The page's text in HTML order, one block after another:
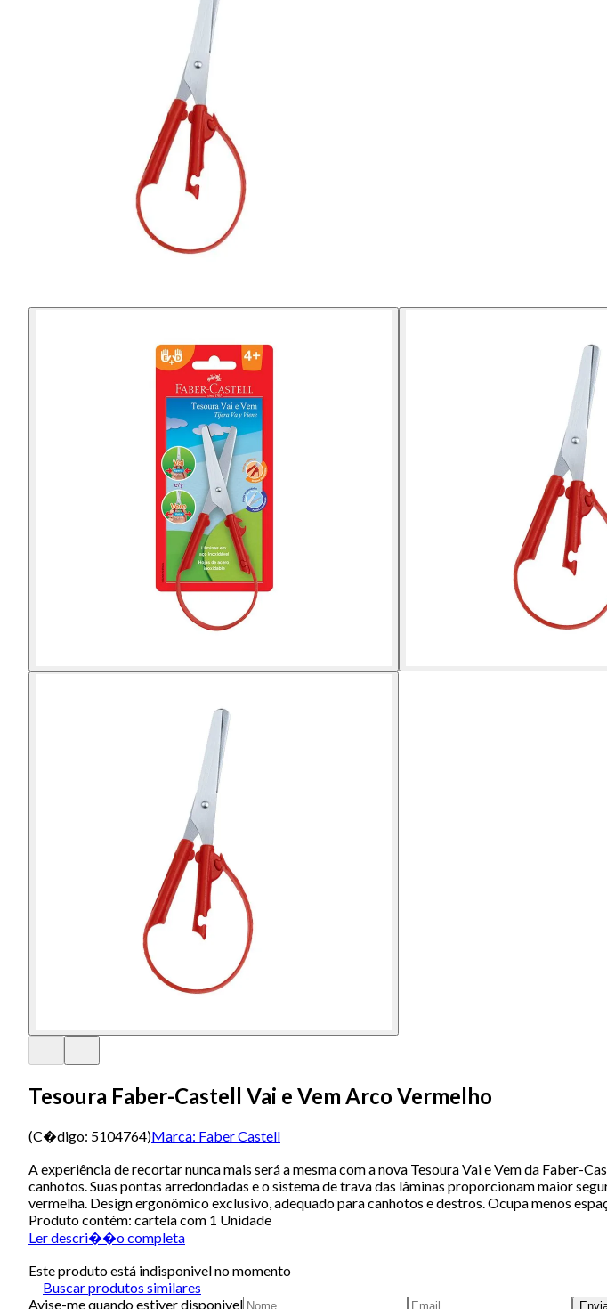
Tesoura Faber-Castell Vai e Vem Arco Vermelho
(C�digo: 5104764)Marca: Faber Castell
A experiência de recortar nunca mais será a mesma com a nova Tesoura Vai e Vem da Faber-
canhotos. Suas pontas arredondadas e o sistema de trava das lâminas proporcionam maior
vermelha. Design ergonômico exclusivo, adequado para canhotos e destros. Ocupa menos
Produto contém: cartela com 1 Unidade
Ler descri��o completa
Este produto está indisponivel no momento
Buscar produtos similares
Avise-me quando estiver disponivel